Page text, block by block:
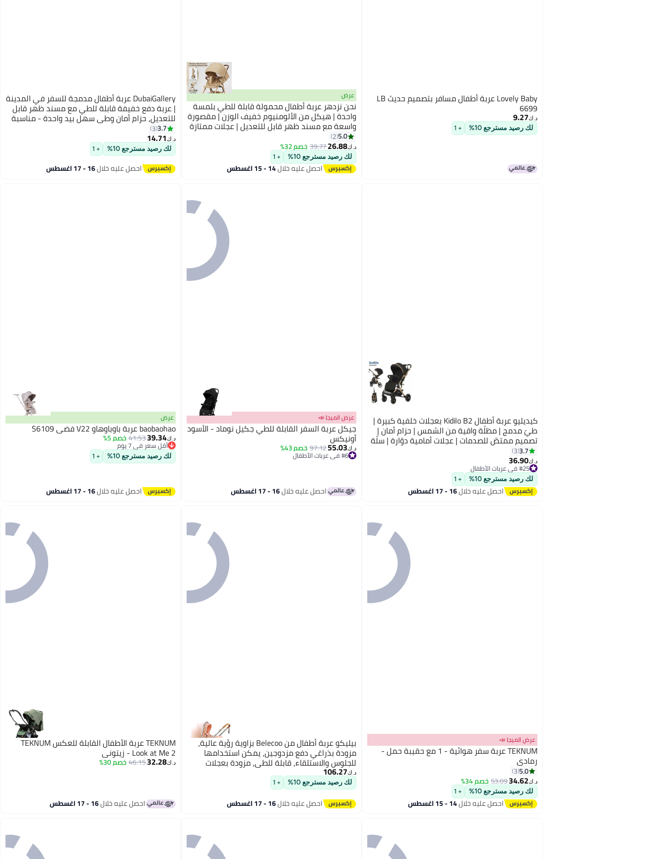
Lovely Baby عربة أطفال مسافر بتصميم حديث LB
6699
د.ك‏9.27
لك رصيد مسترجع 10% + 1
عرض
نحن نزدهر عربة أطفال محمولة قابلة للطي بلمسة
واحدة | هيكل من الألومنيوم خفيف الوزن | مقصورة
واسعة مع مسند ظهر قابل للتعديل | عجلات ممتازة
لامتصاص الصدمات بزاوية 360 درجة | مظلة كبيرة
حزام أمان بخمس نقاط | وضعية جلوس واستلقاء
مزدوجة 2 في 1 | سلة تخزين إضافية | وسادة قابلة
للفصل + حاجز أمان | عربة سفر كبيرة الحجم وجيدة
5.0
2
د.ك‏26.88
39.77خصم 32%
لك رصيد مسترجع 10% + 1
احصل عليه خلال14 - 15 اغسطس
DubaiGallery عربة أطفال مدمجة للسفر في المدينة
| عربة دفع خفيفة قابلة للطي مع مسند ظهر قابل
للتعديل، حزام أمان وطي سهل بيد واحدة - مناسبة
من الرضع إلى الأطفال الصغار
3.7
3
د.ك‏14.71
لك رصيد مسترجع 10% + 1
احصل عليه خلال16 - 17 اغسطس
كيديليو عربة أطفال Kidilo B2 بعجلات خلفية كبيرة |
طيّ مدمج | مظلّة واقية من الشمس | حزام أمان |
تصميم ممتصّ للصدمات | عجلات أمامية دوّارة | سلّة
تخزين واسعة | مقعد مريح مناسب للتنقّل اليومي.
3.7
3
د.ك‏36.90
#25 في عربات الأطفال
أقل سعر في 7 يوم
#25 في عربات الأطفال
لك رصيد مسترجع 10% + 1
احصل عليه خلال16 - 17 اغسطس
عرض الميجا 📣
جيكل عربة السفر القابلة للطي جكيل نوماد - الأسود
أونيكس
د.ك‏55.03
97.12خصم 43%
#6 في عربات الأطفال
احصل عليه خلال16 - 17 اغسطس
عرض
baobaohao عربة باوباوهاو V22 فضي S6109
د.ك‏39.34
41.53 خصم 5%
أقل سعر في 7 يوم
أقل سعر في 7 يوم
لك رصيد مسترجع 10% + 1
احصل عليه خلال16 - 17 اغسطس
عرض الميجا 📣
TEKNUM عربة سفر هوائية - 1 مع حقيبة حمل -
رمادي
5.0
3
د.ك‏34.62
53.09خصم 34%
لك رصيد مسترجع 10% + 1
احصل عليه خلال14 - 15 اغسطس
بيليكو عربة أطفال من Belecoo بزاوية رؤية عالية،
مزودة بذراعَي دفع مزدوجين، يمكن استخدامها
للجلوس والاستلقاء، قابلة للطي، مزودة بعجلات
مطاطية رباعية بامتصاص قوي للصدمات، مساحة
سنوات – لون وردي
د.ك‏106.27
لك رصيد مسترجع 10% + 1
احصل عليه خلال16 - 17 اغسطس
TEKNUM عربة الأطفال القابلة للعكس TEKNUM
Look at Me 2 - زيتوني
د.ك‏32.28
46.15 خصم 30%
احصل عليه خلال16 - 17 اغسطس